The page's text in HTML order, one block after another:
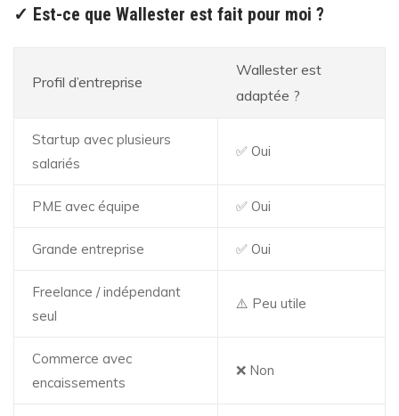
✓ Est-ce que Wallester est fait pour moi ?
Profil d’entreprise
Wallester est
adaptée ?
Startup avec plusieurs
salariés
✅ Oui
PME avec équipe ✅ Oui
Grande entreprise ✅ Oui
Freelance / indépendant
seul
⚠️ Peu utile
Commerce avec
encaissements
❌ Non